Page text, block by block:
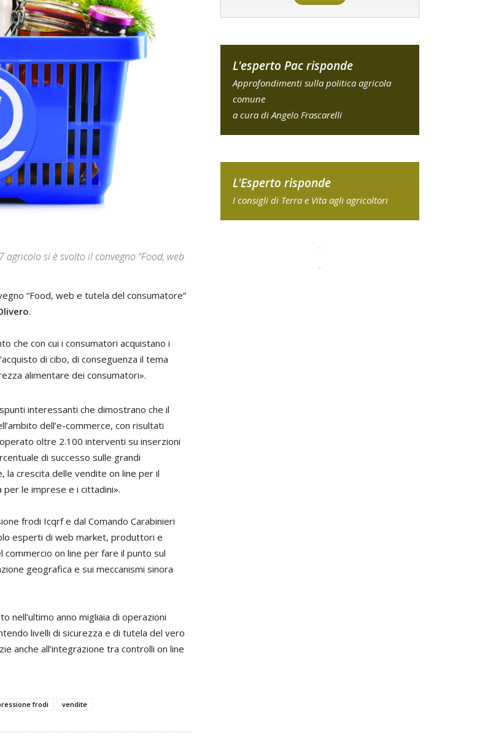
si è svolto il convegno “Food, web
“Food, web e tutela del consumatore”
.
che con cui i consumatori acquistano i
di cibo, di conseguenza il tema
alimentare dei consumatori».
interessanti che dimostrano che il
dell’e-commerce, con risultati
oltre 2.100 interventi su inserzioni
di successo sulle grandi
crescita delle vendite on line per il
le imprese e i cittadini».
frodi Icqrf e dal Comando Carabinieri
esperti di web market, produttori e
on line per fare il punto sul
geografica e sui meccanismi sinora
nell’ultimo anno migliaia di operazioni
livelli di sicurezza e di tutela del vero
anche all’integrazione tra controlli on line
frodi vendite
L'esperto Pac risponde
Approfondimenti sulla politica agricola
comune
a cura di Angelo Frascarelli
L'Esperto risponde
I consigli di Terra e Vita agli agricoltori